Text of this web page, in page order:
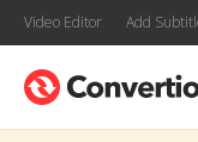
Video Editor Add